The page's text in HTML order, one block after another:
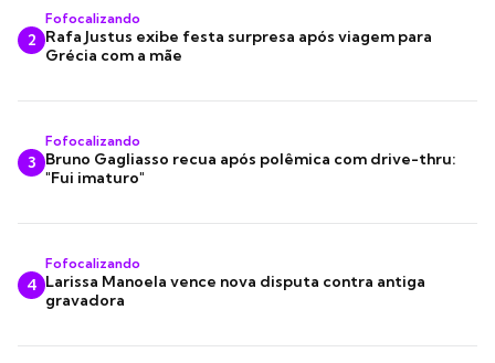
2
Fofocalizando
Rafa Justus exibe festa surpresa após viagem para
Grécia com a mãe
3
Fofocalizando
Bruno Gagliasso recua após polêmica com drive-thru:
"Fui imaturo"
4
Fofocalizando
Larissa Manoela vence nova disputa contra antiga
gravadora